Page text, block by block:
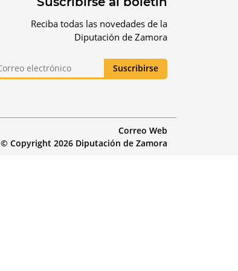
Reciba todas las novedades de la
Diputación de Zamora
Correo Web
© Copyright 2026 Diputación de Zamora